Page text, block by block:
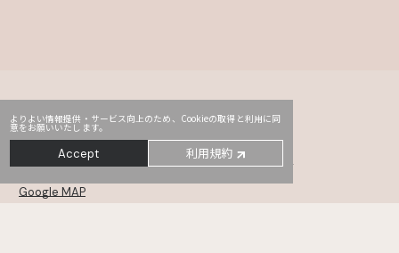
よりよい情報提供・サービス向上のため、Cookieの取得と利用に同
意をお願いいたします。
Accept 利用規約
Head Office PRO2 Third
〒107-0052 東京都港区赤坂2-14-5 Daiwa赤坂ビル 5・6F
Google MAP